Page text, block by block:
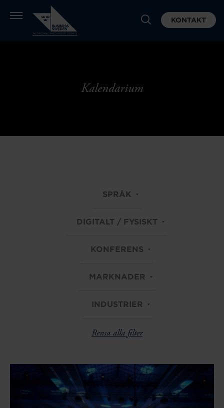
KONTAKT
Kalendarium
SPRÅK
DIGITALT / FYSISKT
KONFERENS
MARKNADER
INDUSTRIER
Rensa alla filter